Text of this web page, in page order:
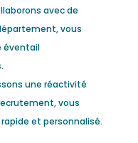
avec de
vous
éventail
une réactivité
vous
et personnalisé.